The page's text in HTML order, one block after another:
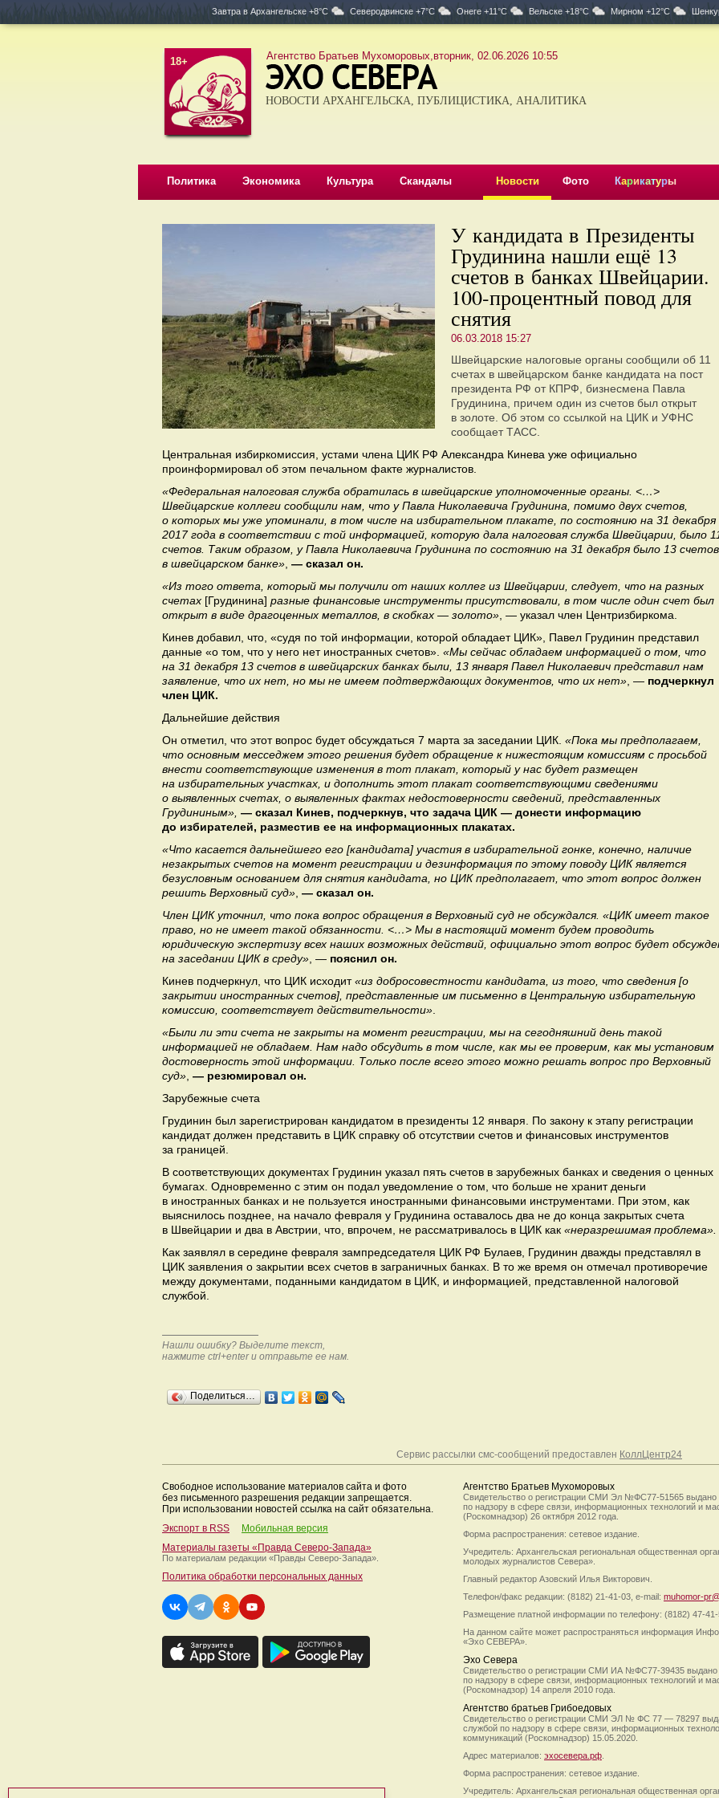
Завтра в Архангельске +8°C Северодвинске +7°C Онеге +11°C Вельске +18°C Мирном +12°C
18+ Агентство Братьев Мухоморовых,вторник, 02.06.2026 10:55
НОВОСТИ АРХАНГЕЛЬСКА, ПУБЛИЦИСТИКА, АНАЛИТИКА
Политика Экономика Культура Скандалы Новости Фото Карикатуры
У кандидата в Президенты
Грудинина нашли ещё 13
счетов в банках Швейцарии.
100-процентный повод для
снятия
06.03.2018 15:27
Швейцарские налоговые органы сообщили об 11
счетах в швейцарском банке кандидата на пост
президента РФ от КПРФ, бизнесмена Павла
Грудинина, причем один из счетов был открыт
в золоте. Об этом со ссылкой на ЦИК и УФНС
сообщает ТАСС.
Центральная избиркомиссия, устами члена ЦИК РФ Александра Кинева уже официально
проинформировал об этом печальном факте журналистов.
«Федеральная налоговая служба обратилась в швейцарские уполномоченные органы. <…>
Швейцарские коллеги сообщили нам, что у Павла Николаевича Грудинина, помимо двух счетов,
о которых мы уже упоминали, в том числе на избирательном плакате, по состоянию на 31 декабря
2017 года в соответствии с той информацией, которую дала налоговая служба Швейцарии, было
счетов. Таким образом, у Павла Николаевича Грудинина по состоянию на 31 декабря было 13 счетов
в швейцарском банке» — сказал он.
«Из того ответа, который мы получили от наших коллег из Швейцарии, следует, что на разных
счетах [Грудинина] разные финансовые инструменты присутствовали, в том числе один счет был
открыт в виде драгоценных металлов, в скобках — золото» , — указал член Центризбиркома.
Кинев добавил, что, «судя по той информации, которой обладает ЦИК», Павел Грудинин представил
данные «о том, что у него нет иностранных счетов». «Мы сейчас обладаем информацией о том, что
на 31 декабря 13 счетов в швейцарских банках были, 13 января Павел Николаевич представил нам
заявление, что их нет, но мы не имеем подтверждающих документов, что их нет» , — подчеркнул
член ЦИК.
Дальнейшие действия
Он отметил, что этот вопрос будет обсуждаться 7 марта за заседании ЦИК. «Пока мы предполагаем,
что основным месседжем этого решения будет обращение к нижестоящим комиссиям с просьбой
внести соответствующие изменения в тот плакат, который у нас будет размещен
на избирательных участках, и дополнить этот плакат соответствующими сведениями
о выявленных счетах, о выявленных фактах недостоверности сведений, представленных
Грудининым», — сказал Кинев, подчеркнув, что задача ЦИК — донести информацию
до избирателей, разместив ее на информационных плакатах.
«Что касается дальнейшего его [кандидата] участия в избирательной гонке, конечно, наличие
незакрытых счетов на момент регистрации и дезинформация по этому поводу ЦИК является
безусловным основанием для снятия кандидата, но ЦИК предполагает, что этот вопрос должен
решить Верховный суд» — сказал он.
Член ЦИК уточнил, что пока вопрос обращения в Верховный суд не обсуждался. «ЦИК имеет такое
право, но не имеет такой обязанности. <…> Мы в настоящий момент будем проводить
юридическую экспертизу всех наших возможных действий, официально этот вопрос будет
на заседании ЦИК в среду» , — пояснил он.
Кинев подчеркнул, что ЦИК исходит«из добросовестности кандидата, из того, что сведения [о
закрытии иностранных счетов], представленные им письменно в Центральную избирательную
комиссию, соответствует действительности»
«Были ли эти счета не закрыты на момент регистрации, мы на сегодняшний день такой
информацией не обладаем. Нам надо обсудить в том числе, как мы ее проверим, как мы установим
достоверность этой информации. Только после всего этого можно решать вопрос про Верховный
суд» — резюмировал он.
Зарубежные счета
Грудинин был зарегистрирован кандидатом в президенты 12 января. По закону к этапу регистрации
кандидат должен представить в ЦИК справку об отсутствии счетов и финансовых инструментов
за границей.
В соответствующих документах Грудинин указал пять счетов в зарубежных банках и сведения о ценных
бумагах. Одновременно с этим он подал уведомление о том, что больше не хранит деньги
в иностранных банках и не пользуется иностранными финансовыми инструментами. При этом, как
выяснилось позднее, на начало февраля у Грудинина оставалось два не до конца закрытых счета
в Швейцарии и два в Австрии, что, впрочем, не рассматривалось в ЦИК как «неразрешимая проблема».
Как заявлял в середине февраля зампредседателя ЦИК РФ Булаев, Грудинин дважды представлял в
ЦИК заявления о закрытии всех счетов в заграничных банках. В то же время он отмечал противоречие
между документами, поданными кандидатом в ЦИК, и информацией, представленной налоговой
службой.
Нашли ошибку? Выделите текст,
нажмите ctrl+enter и отправьте ее нам.
Поделиться…
Сервис рассылки смс-сообщений предоставлен КоллЦентр24
Свободное использование материалов сайта и фото
без письменного разрешения редакции запрещается.
При использовании новостей ссылка на сайт обязательна.
Экспорт в RSS
Мобильная версия
Материалы газеты «Правда Северо-Запада»
По материалам редакции «Правды Северо-Запада».
Политика обработки персональных данных
Агентство Братьев Мухоморовых
Свидетельство о регистрации СМИ Эл №ФС77-51565 выдано
по надзору в сфере связи, информационных технологий и
(Роскомнадзор) 26 октября 2012 года.
Форма распространения: сетевое издание.
Учредитель: Архангельская региональная общественная
молодых журналистов Севера».
Главный редактор Азовский Илья Викторович.
Телефон/факс редакции: (8182) 21-41-03, e-mail: muhomor-
Размещение платной информации по телефону: (8182) 47-
На данном сайте может распространяться информация
«Эхо СЕВЕРА».
Эхо Севера
Свидетельство о регистрации СМИ ИА №ФС77-39435 выдано
по надзору в сфере связи, информационных технологий и
(Роскомнадзор) 14 апреля 2010 года.
Агентство братьев Грибоедовых
Свидетельство о регистрации СМИ ЭЛ № ФС 77 — 78297
службой по надзору в сфере связи, информационных
коммуникаций (Роскомнадзор) 15.05.2020.
Адрес материалов: эхосевера.рф
Форма распространения: сетевое издание.
Учредитель: Архангельская региональная общественная